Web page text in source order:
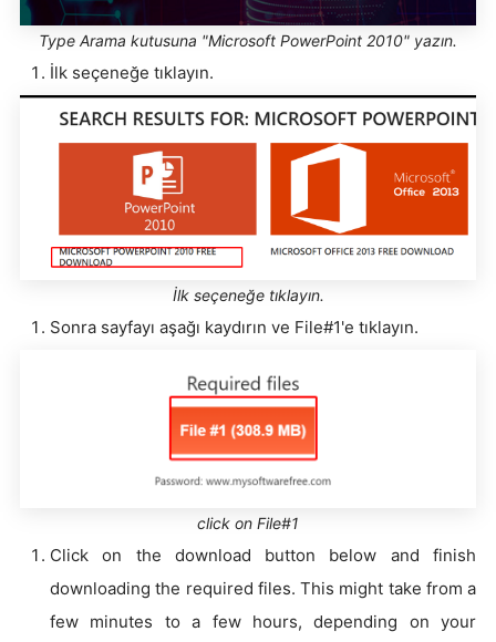
Type Arama kutusuna "Microsoft PowerPoint 2010" yazın.
İlk seçeneğe tıklayın.
İlk seçeneğe tıklayın.
Sonra sayfayı aşağı kaydırın ve File#1'e tıklayın.
click on File#1
Click on the download button below and finish
downloading the required files. This might take from a
few minutes to a few hours, depending on your